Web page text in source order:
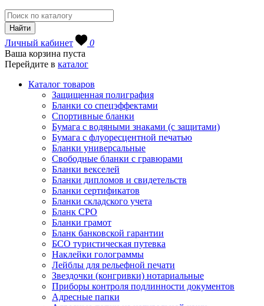
Личный кабинет
0
Ваша корзина пуста
Перейдите в каталог
Каталог товаров
Защищенная полиграфия
Бланки со спецэффектами
Спортивные бланки
Бумага с водяными знаками (с защитами)
Бумага с флуоресцентной печатью
Бланки универсальные
Свободные бланки с гравюрами
Бланки векселей
Бланки дипломов и свидетельств
Бланки сертификатов
Бланки складского учета
Бланк СРО
Бланки грамот
Бланк банковской гарантии
БСО туристическая путевка
Наклейки голограммы
Лейблы для рельефной печати
Звездочки (конгривки) нотариальные
Приборы контроля подлинности документов
Адресные папки